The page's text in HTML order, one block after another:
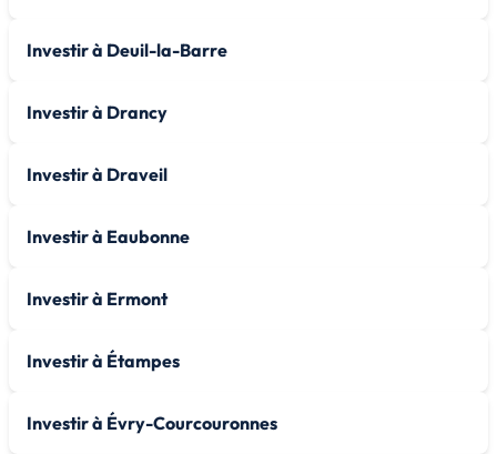
Investir à Deuil-la-Barre
Investir à Drancy
Investir à Draveil
Investir à Eaubonne
Investir à Ermont
Investir à Étampes
Investir à Évry-Courcouronnes